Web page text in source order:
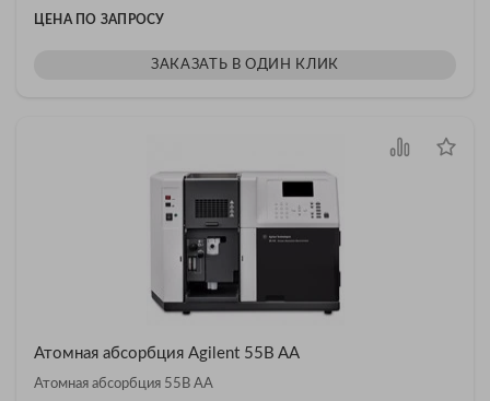
ЦЕНА ПО ЗАПРОСУ
ЗАКАЗАТЬ В ОДИН КЛИК
Атомная абсорбция Agilent 55B AA
Атомная абсорбция 55B AA